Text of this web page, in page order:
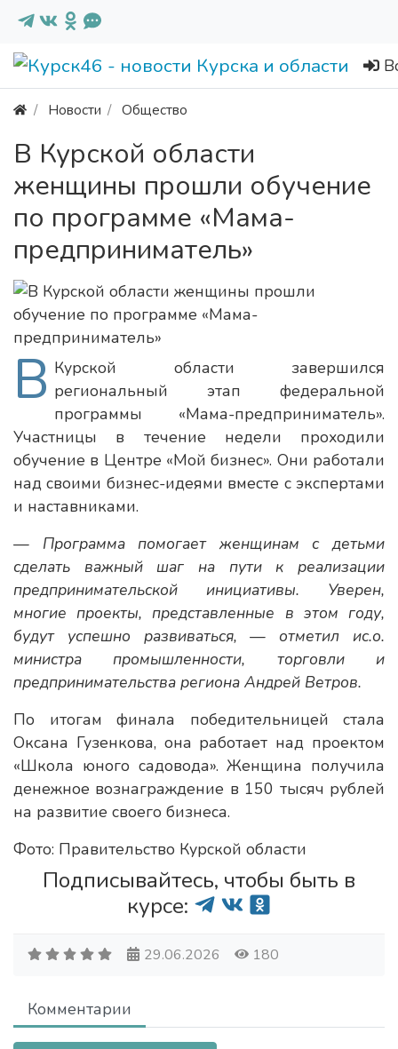
Новости Общество
В Курской области
женщины прошли обучение
по программе «Мама-
предприниматель»
В Курской области завершился
региональный этап федеральной
программы «Мама-предприниматель».
Участницы в течение недели проходили
обучение в Центре «Мой бизнес». Они работали
над своими бизнес-идеями вместе с экспертами
и наставниками.
— Программа помогает женщинам с детьми
сделать важный шаг на пути к реализации
предпринимательской инициативы. Уверен,
многие проекты, представленные в этом году,
будут успешно развиваться, — отметил ис.о.
министра промышленности, торговли и
предпринимательства региона Андрей Ветров.
По итогам финала победительницей стала
Оксана Гузенкова, она работает над проектом
«Школа юного садовода». Женщина получила
денежное вознаграждение в 150 тысяч рублей
на развитие своего бизнеса.
Фото: Правительство Курской области
Подписывайтесь, чтобы быть в
курсе:
29.06.2026 180
Комментарии